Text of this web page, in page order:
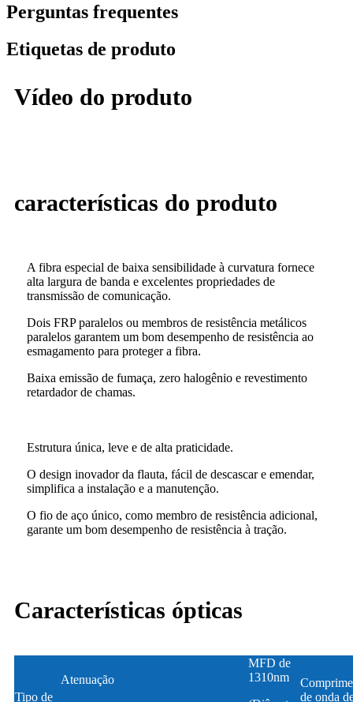
Perguntas frequentes
Etiquetas de produto
Vídeo do produto
características do produto
A fibra especial de baixa sensibilidade à curvatura fornece
alta largura de banda e excelentes propriedades de
transmissão de comunicação.
Dois FRP paralelos ou membros de resistência metálicos
paralelos garantem um bom desempenho de resistência ao
esmagamento para proteger a fibra.
Baixa emissão de fumaça, zero halogênio e revestimento
retardador de chamas.
Estrutura única, leve e de alta praticidade.
O design inovador da flauta, fácil de descascar e emendar,
simplifica a instalação e a manutenção.
O fio de aço único, como membro de resistência adicional,
garante um bom desempenho de resistência à tração.
Características ópticas
Tipo de
Atenuação
MFD de
1310nm
de onda